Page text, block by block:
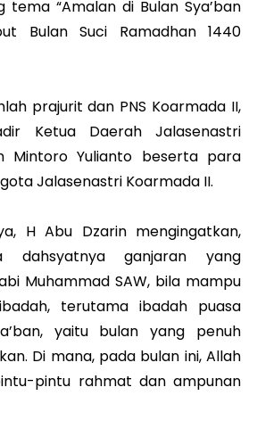
tema “Amalan di Bulan Sya’ban
Bulan Suci Ramadhan 1440
prajurit dan PNS Koarmada II,
Ketua Daerah Jalasenastri
Mintoro Yulianto beserta para
Jalasenastri Koarmada II.
H Abu Dzarin mengingatkan,
dahsyatnya ganjaran yang
Muhammad SAW, bila mampu
terutama ibadah puasa
yaitu bulan yang penuh
Di mana, pada bulan ini, Allah
pintu rahmat dan ampunan